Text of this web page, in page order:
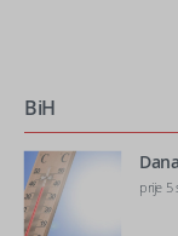
BiH
prije 5